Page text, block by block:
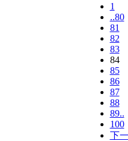
1
..80
81
82
83
84
85
86
87
88
89..
100
下